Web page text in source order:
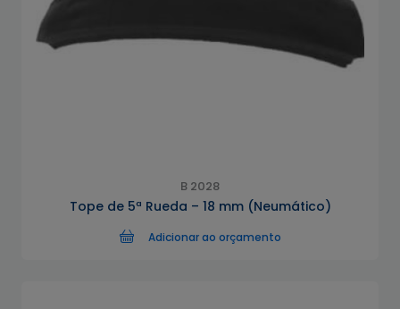
B 2028
Tope de 5ª Rueda – 18 mm (Neumático)
Adicionar ao orçamento